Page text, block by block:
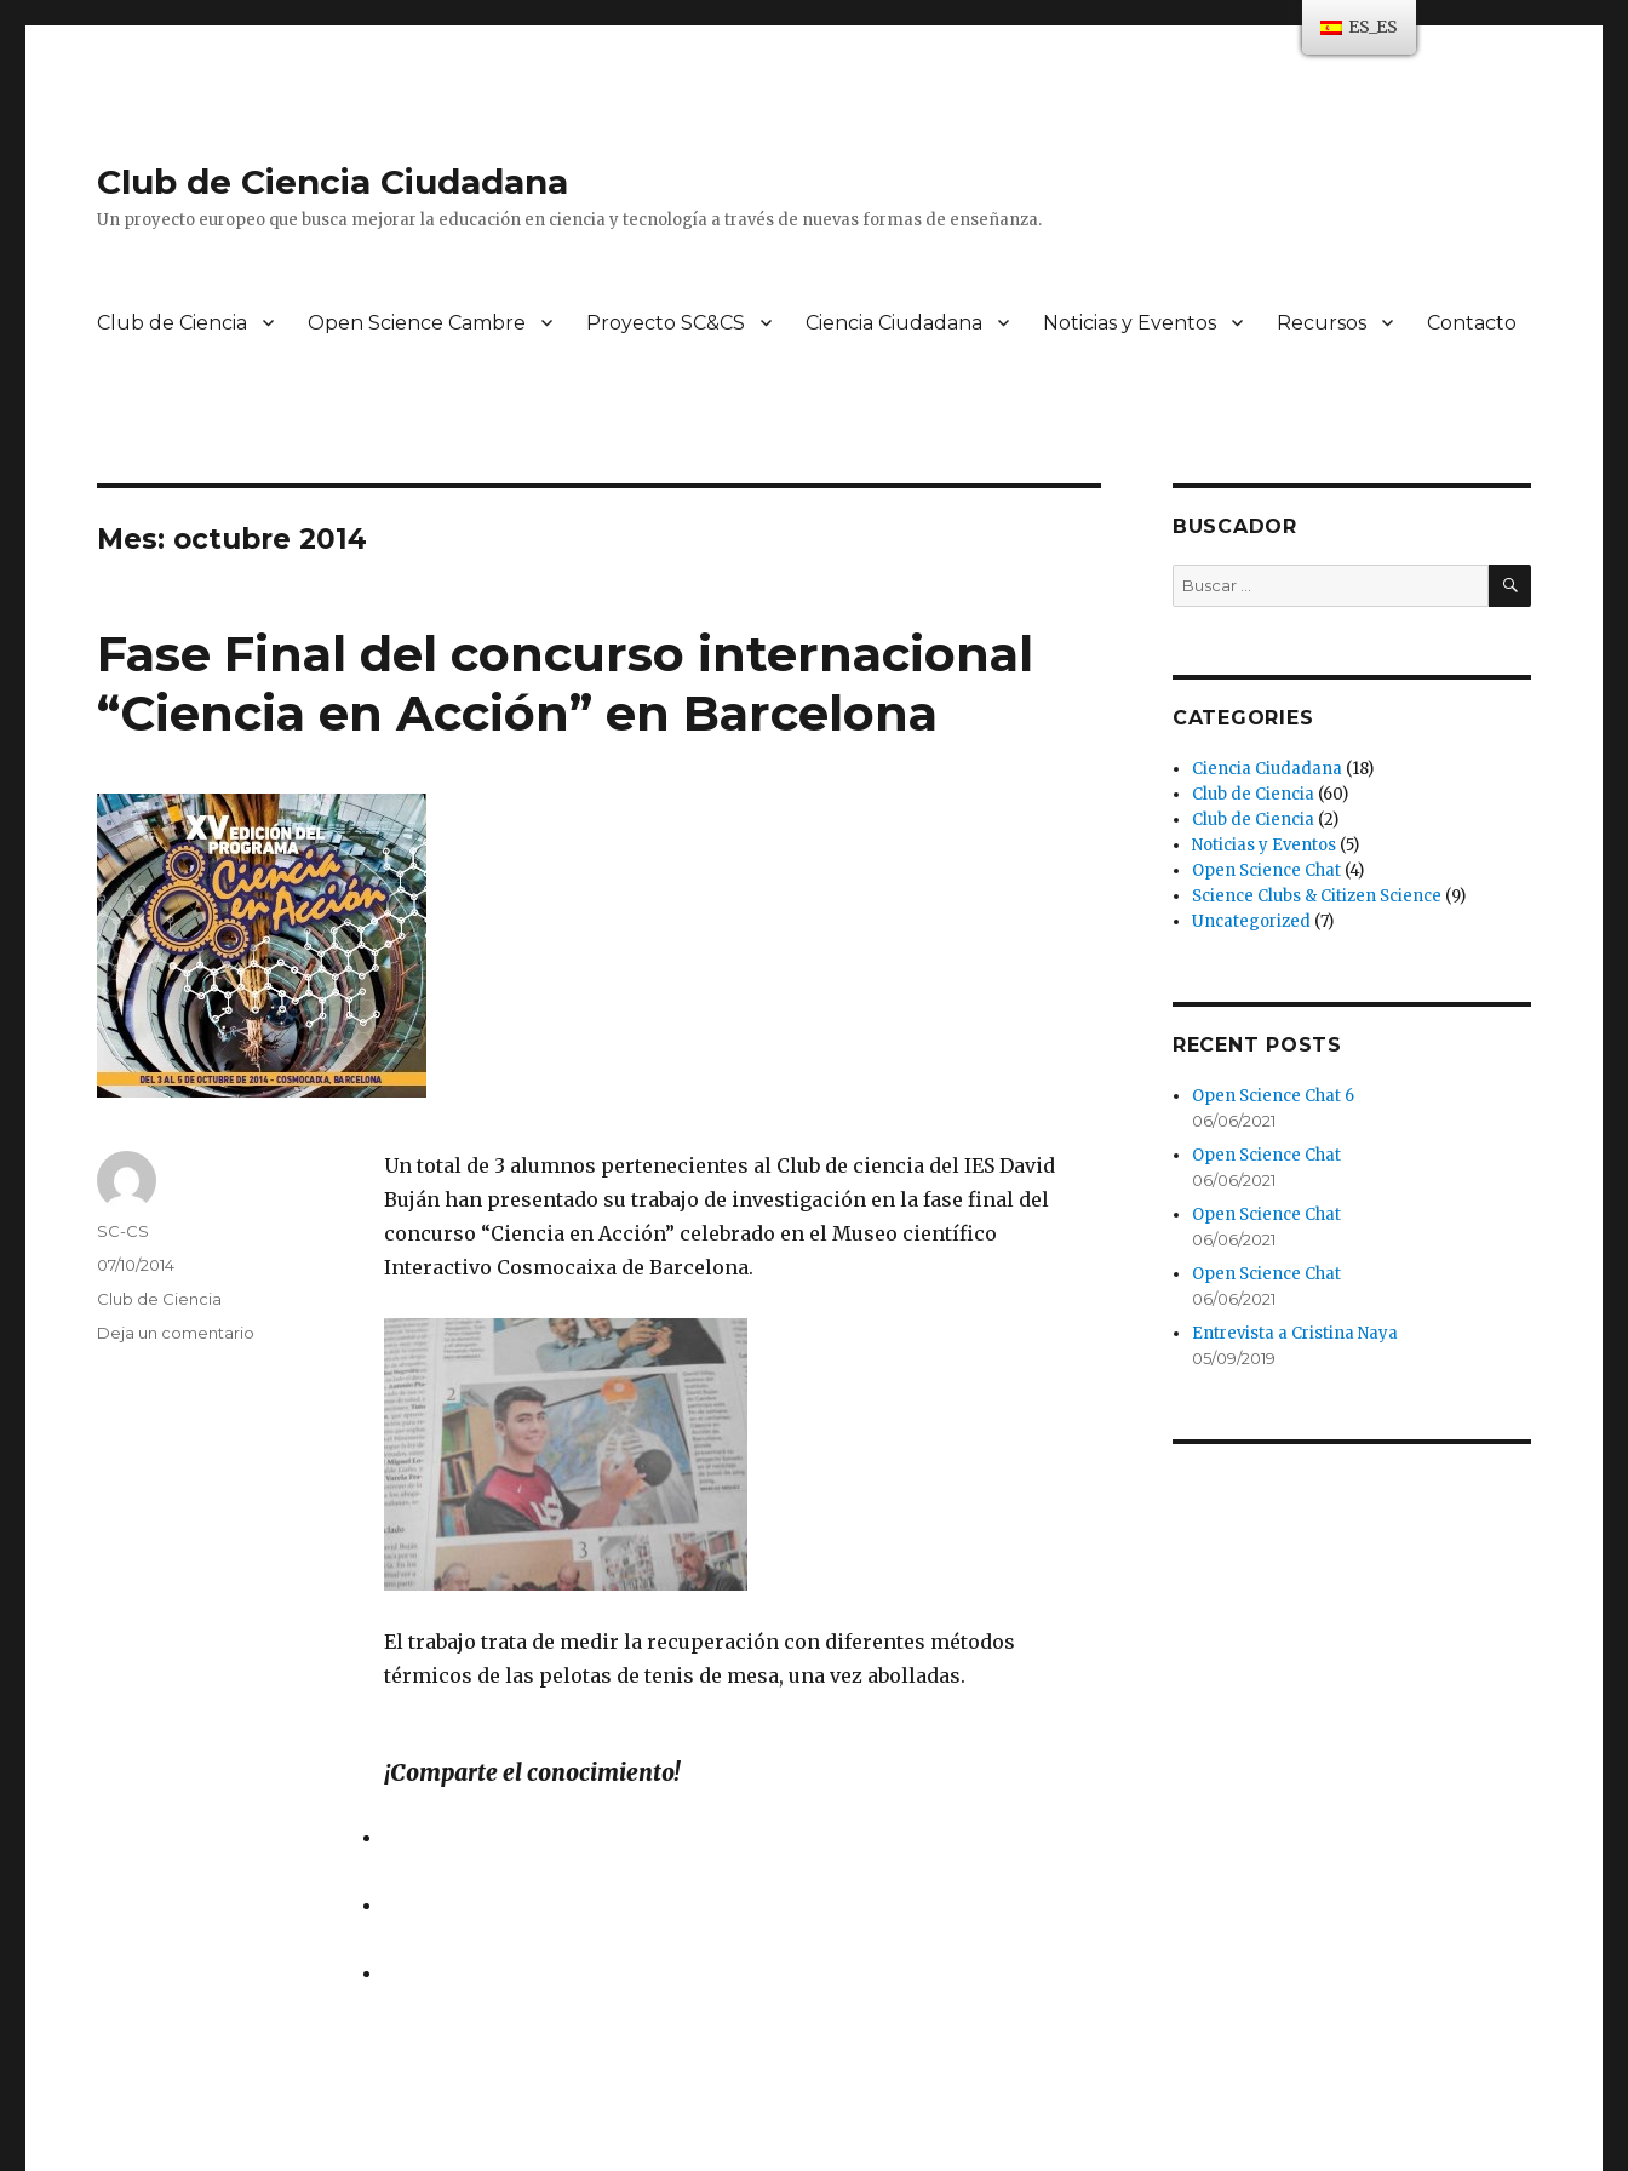
Club de Ciencia Ciudadana
Un proyecto europeo que busca mejorar la educación en ciencia y tecnología a través de nuevas formas de enseñanza.
Club de Ciencia Open Science Cambre Proyecto SC&CS Ciencia Ciudadana Noticias y Eventos Recursos Contacto
Mes: octubre 2014
Fase Final del concurso internacional
“Ciencia en Acción” en Barcelona
Un total de 3 alumnos pertenecientes al Club de ciencia del IES David
Buján han presentado su trabajo de investigación en la fase final del
concurso “Ciencia en Acción” celebrado en el Museo científico
Interactivo Cosmocaixa de Barcelona.
El trabajo trata de medir la recuperación con diferentes métodos
térmicos de las pelotas de tenis de mesa, una vez abolladas.
¡Comparte el conocimiento!
Autor
SC-CS
Publicado
el
07/10/2014
Categorías
Club de Ciencia
Deja un comentario
BUSCADOR
Buscar
por:
BUSCAR
CATEGORIES
Ciencia Ciudadana (18)
Club de Ciencia (60)
Club de Ciencia (2)
Noticias y Eventos (5)
Open Science Chat (4)
Science Clubs & Citizen Science (9)
Uncategorized (7)
RECENT POSTS
Open Science Chat 6
06/06/2021
Open Science Chat
06/06/2021
Open Science Chat
06/06/2021
Open Science Chat
06/06/2021
Entrevista a Cristina Naya
05/09/2019
ES_ES